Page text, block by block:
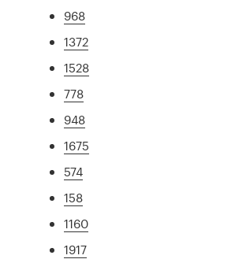
968
1372
1528
778
948
1675
574
158
1160
1917